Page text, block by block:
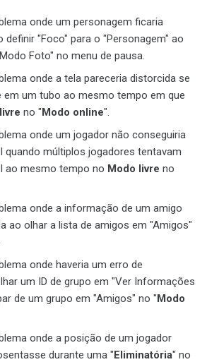
onde um personagem ficaria
"Foco" para o "Personagem" ao
Foto" no menu de pausa.
onde a tela pareceria distorcida se
em um tubo ao mesmo tempo em que
no "Modo online".
onde um jogador não conseguiria
quando múltiplos jogadores tentavam
ao mesmo tempo no Modo livre no
onde a informação de um amigo
ao olhar a lista de amigos em "Amigos"
onde haveria um erro de
um ID de grupo em "Ver Informações
de um grupo em "Amigos" no "Modo
onde a posição de um jogador
durante uma "Eliminatória" no